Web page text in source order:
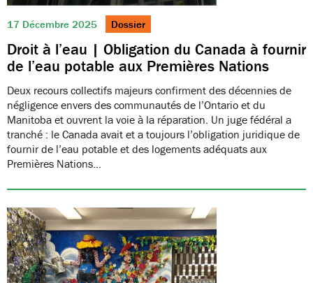
17 Décembre 2025 Dossier
Droit à l’eau | Obligation du Canada à fournir
de l’eau potable aux Premières Nations
Deux recours collectifs majeurs confirment des décennies de
négligence envers des communautés de l’Ontario et du
Manitoba et ouvrent la voie à la réparation. Un juge fédéral a
tranché : le Canada avait et a toujours l’obligation juridique de
fournir de l’eau potable et des logements adéquats aux
Premières Nations…